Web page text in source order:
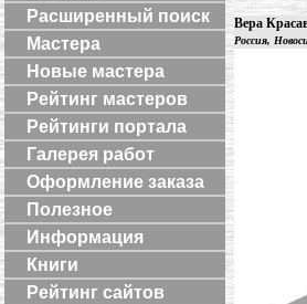
Расширенный поиск
Мастера
Новые мастера
Рейтинг мастеров
Рейтинги портала
Галерея работ
Оформление заказа
Полезное
Информация
Книги
Рейтинг сайтов
Вера
Россия,